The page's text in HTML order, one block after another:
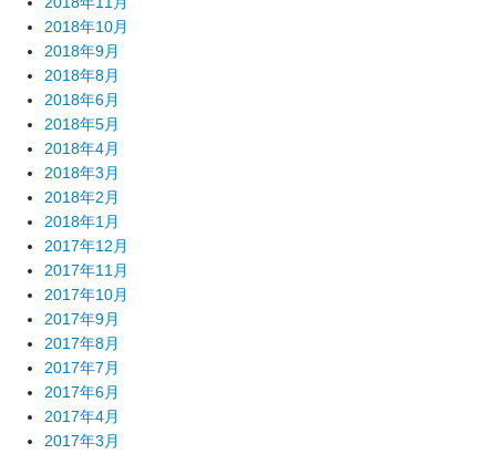
2018年10月
2018年9月
2018年8月
2018年6月
2018年5月
2018年4月
2018年3月
2018年2月
2018年1月
2017年12月
2017年11月
2017年10月
2017年9月
2017年8月
2017年7月
2017年6月
2017年4月
2017年3月